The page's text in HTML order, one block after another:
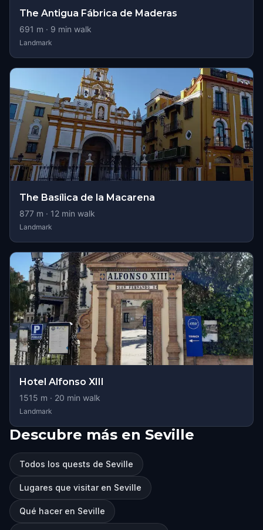
The Antigua Fábrica de Maderas
691 m · 9 min walk
Landmark
The Basílica de la Macarena
877 m · 12 min walk
Landmark
Hotel Alfonso XIII
1515 m · 20 min walk
Landmark
Descubre más en Seville
Todos los quests de Seville
Lugares que visitar en Seville
Qué hacer en Seville